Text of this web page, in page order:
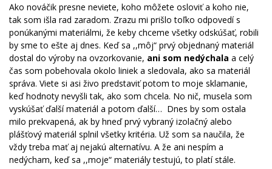
Ako nováčik presne neviete, koho môžete osloviť a koho nie,
tak som išla rad zaradom. Zrazu mi prišlo toľko odpovedí s
ponúkanými materiálmi, že keby chceme všetky odskúšať, robili
by sme to ešte aj dnes. Keď sa ,,môj“ prvý objednaný materiál
dostal do výroby na ovzorkovanie, ani som nedýchala a celý
čas som pobehovala okolo liniek a sledovala, ako sa materiál
správa. Viete si asi živo predstaviť potom to moje sklamanie,
keď hodnoty nevyšli tak, ako som chcela. No nič, musela som
vyskúšať ďalší materiál a potom ďalší… Dnes by som ostala
milo prekvapená, ak by hneď prvý vybraný izolačný alebo
plášťový materiál splnil všetky kritéria. Už som sa naučila, že
vždy treba mať aj nejakú alternatívu. A že ani nespím a
nedýcham, keď sa ,,moje“ materiály testujú, to platí stále.